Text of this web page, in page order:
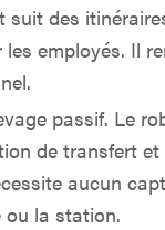
des
employés. Il
passif. Le
de transfert et
aucun
ou la station.